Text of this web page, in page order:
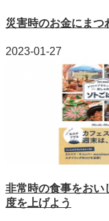
災害時のお金にまつ
2023-01-27
非常時の食事をおい
度を上げよう